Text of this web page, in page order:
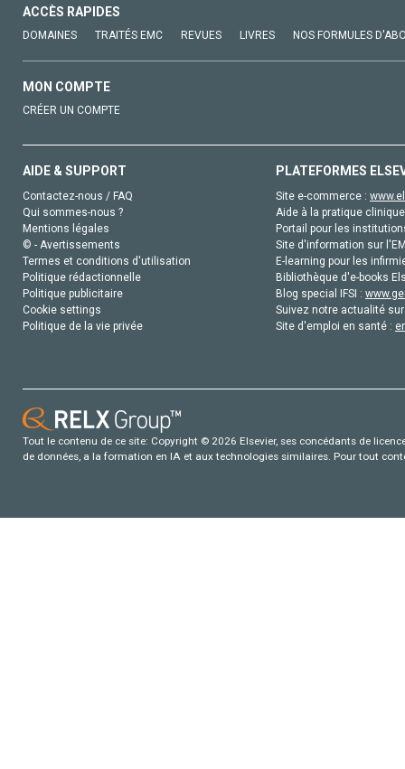
ACCÈS RAPIDES
DOMAINES TRAITÉS EMC REVUES LIVRES NOS FORMULES
MON COMPTE
CRÉER UN COMPTE
AIDE & SUPPORT
Contactez-nous / FAQ
Qui sommes-nous ?
Mentions légales
© - Avertissements
Termes et conditions d'utilisation
Politique rédactionnelle
Politique publicitaire
Cookie settings
Politique de la vie privée
PLATEFORMES
Site e-commerce :
Aide à la pratique
Portail pour les
Site d'information sur
E-learning pour les
Bibliothèque d'e-books
Blog special IFSI :
Suivez notre actualité
Site d'emploi en santé :
Tout le contenu de ce site: Copyright © 2026 Elsevier, ses concédants de
de données, a la formation en IA et aux technologies similaires. Pour tout